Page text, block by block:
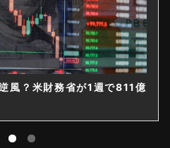
風？米財務省が1週で811億